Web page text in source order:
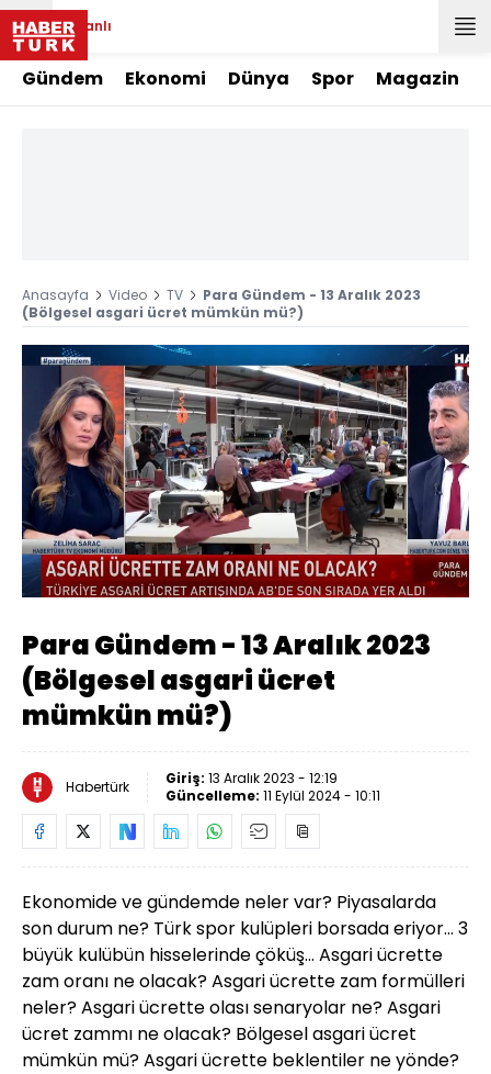
Canlı
Gündem Ekonomi Dünya Spor Magazin
Anasayfa Video TV
Para Gündem - 13 Aralık 2023
(Bölgesel asgari ücret mümkün mü?)
Para Gündem - 13 Aralık 2023
(Bölgesel asgari ücret
mümkün mü?)
Habertürk Giriş: 13 Aralık 2023 - 12:19
Güncelleme: 11 Eylül 2024 - 10:11
Ekonomide ve gündemde neler var? Piyasalarda
son durum ne? Türk spor kulüpleri borsada eriyor... 3
büyük kulübün hisselerinde çöküş... Asgari ücrette
zam oranı ne olacak? Asgari ücrette zam formülleri
neler? Asgari ücrette olası senaryolar ne? Asgari
ücret zammı ne olacak? Bölgesel asgari ücret
mümkün mü? Asgari ücrette beklentiler ne yönde?